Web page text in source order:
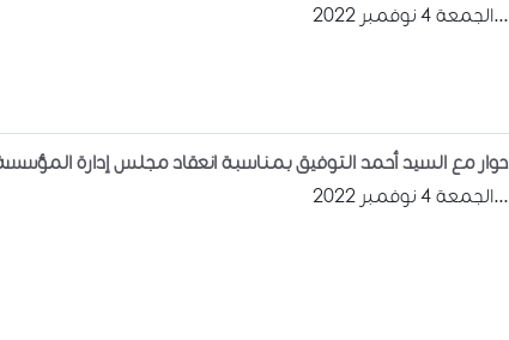
الجمعة 4 نوفمبر 2022...
حوار مع السيد أحمد التوفيق بمناسبة انعقاد مجلس إدارة المؤسسة
الجمعة 4 نوفمبر 2022...